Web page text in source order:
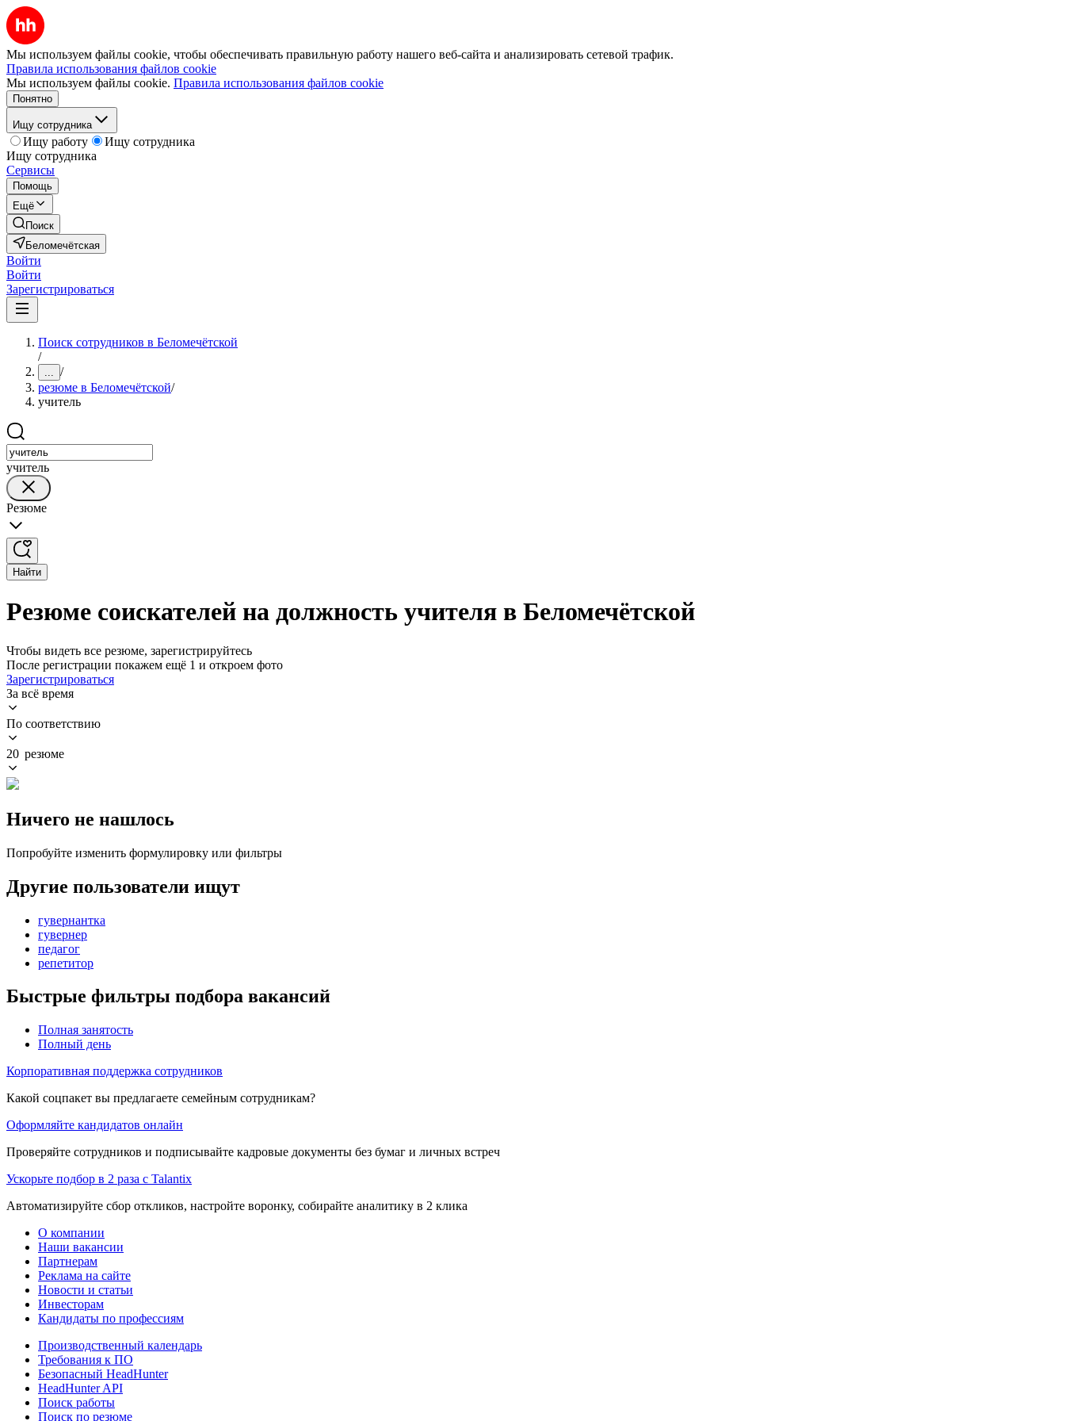
Мы используем файлы cookie, чтобы обеспечивать правильную работу нашего веб-сайта и анализировать сетевой трафик.
Правила использования файлов cookie
Мы используем файлы cookie. Правила использования файлов cookie
Понятно
Ищу сотрудника
Ищу работу
Ищу сотрудника
Ищу сотрудника
Сервисы
Помощь
Ещё
Поиск
Беломечётская
Войти
Войти
Зарегистрироваться
Поиск сотрудников в Беломечётской
/
... /
резюме в Беломечётской/
учитель
учитель
Резюме
Найти
Резюме соискателей на должность учителя в Беломечётской
Чтобы видеть все резюме, зарегистрируйтесь
После регистрации покажем ещё 1 и откроем фото
Зарегистрироваться
За всё время
По соответствию
20 резюме
Ничего не нашлось
Попробуйте изменить формулировку или фильтры
Другие пользователи ищут
гувернантка
гувернер
педагог
репетитор
Быстрые фильтры подбора вакансий
Полная занятость
Полный день
Корпоративная поддержка сотрудников
Какой соцпакет вы предлагаете семейным сотрудникам?
Оформляйте кандидатов онлайн
Проверяйте сотрудников и подписывайте кадровые документы без бумаг и личных встреч
Ускорьте подбор в 2 раза с Talantix
Автоматизируйте сбор откликов, настройте воронку, собирайте аналитику в 2 клика
О компании
Наши вакансии
Партнерам
Реклама на сайте
Новости и статьи
Инвесторам
Кандидаты по профессиям
Производственный календарь
Требования к ПО
Безопасный HeadHunter
HeadHunter API
Поиск работы
Поиск по резюме